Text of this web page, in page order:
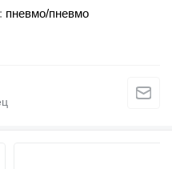
пневмо/пневмо